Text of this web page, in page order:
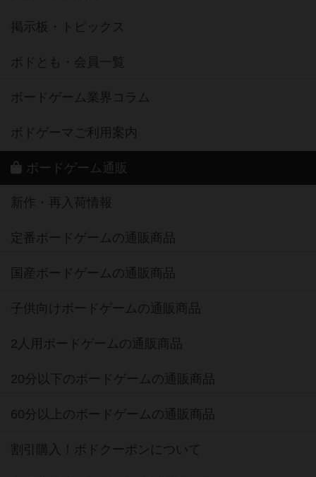
掲示板・トピックス
ボドとも・会員一覧
ボードゲーム業界コラム
ボドゲーマご利用案内
ボードゲーム通販
新作・再入荷情報
定番ボードゲームの通販商品
国産ボードゲームの通販商品
子供向けボードゲームの通販商品
2人用ボードゲームの通販商品
20分以下のボードゲームの通販商品
60分以上のボードゲームの通販商品
割引購入！ボドクーポンについて